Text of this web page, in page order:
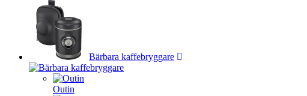
Bärbara kaffebryggare
Outin